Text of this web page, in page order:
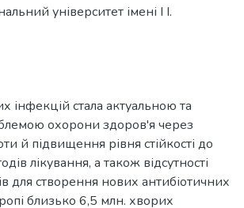
університет імені І І.
інфекцій стала актуальною та
охорони здоров'я через
й підвищення рівня стійкості до
лікування, а також відсутності
для створення нових антибіотичних
близько 6,5 млн. хворих